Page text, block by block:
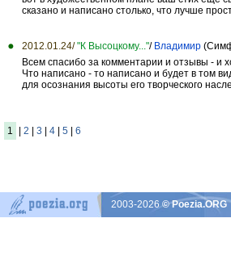
сказано и написано столько, что лучше
2012.01.24/ "К Высоцкому..."/ Владимир
Всем спасибо за комментарии и отзывы - и
Что написано - то написано и будет в том
для осознания высоты его творческого
1 2 3 4 5 6
2003-2026© Poezia.ORG